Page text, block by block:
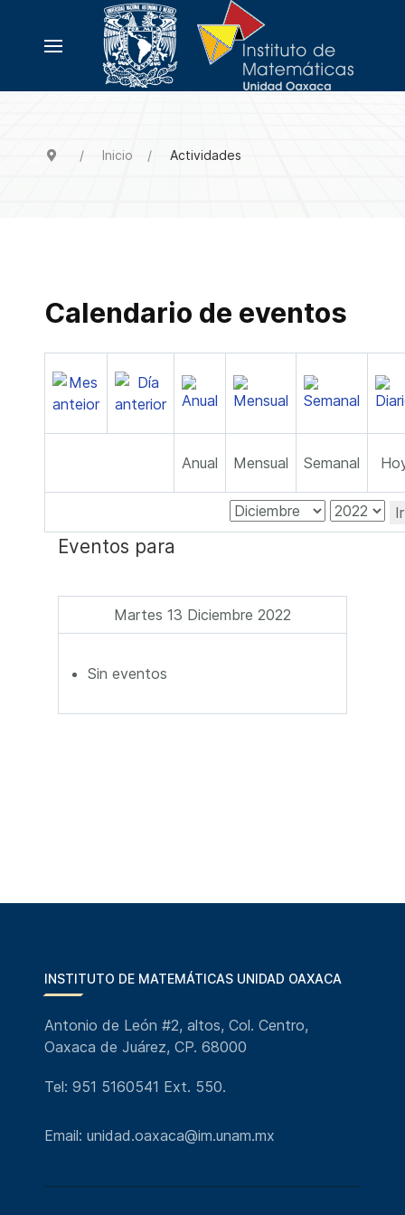
Inicio Actividades
Calendario de eventos
Anual Mensual Semanal
Eventos para
Martes 13 Diciembre 2022
Sin eventos
INSTITUTO DE MATEMÁTICAS UNIDAD OAXACA
Antonio de León #2, altos, Col. Centro,
Oaxaca de Juárez, CP. 68000
Tel: 951 5160541 Ext. 550.
Email: unidad.oaxaca@im.unam.mx